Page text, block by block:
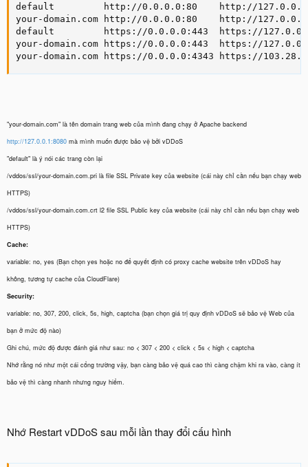
default         http://0.0.0.0:80    http://
your-domain.com http://0.0.0.0:80    http://
default         https://0.0.0.0:443  https://
your-domain.com https://0.0.0.0:443  https://
your-domain.com https://0.0.0.0:4343 https://
"your-domain.com" là tên domain trang web của mình đang chạy ở Apache backend
http://127.0.0.1:8080 mà mình muốn được bảo vệ bởi vDDoS
"default" là ý nói các trang còn lại
/vddos/ssl/your-domain.com.pri là file SSL Private key của website (cái này chỉ cần nếu bạn chạy web
HTTPS)
/vddos/ssl/your-domain.com.crt l2 file SSL Public key của website (cái này chỉ cần nếu bạn chạy web
HTTPS)
Cache:
variable: no, yes (Bạn chọn yes hoặc no để quyết định có proxy cache website trên vDDoS hay
không, tương tự cache của CloudFlare)
Security:
variable: no, 307, 200, click, 5s, high, captcha (bạn chọn giá trị quy định vDDoS sẽ bảo vệ Web của
bạn ở mức độ nào)
Ghi chú, mức độ được đánh giá như sau: no < 307 < 200 < click < 5s < high < captcha
Nhớ rằng nó như một cái cổng trường vậy, bạn càng bảo vệ quá cao thì càng chậm khi ra vào, càng ít
bảo vệ thì càng nhanh nhưng nguy hiểm.
Nhớ Restart vDDoS sau mỗi lần thay đổi cấu hình